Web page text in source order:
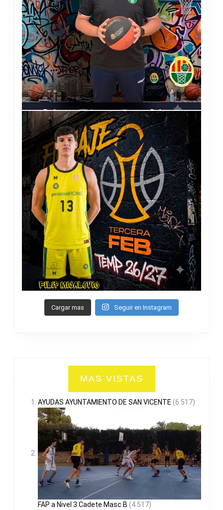
Cargar mas Seguir en Instagram
MAS VISTAS
AYUDAS AYUNTAMIENTO DE SAN VICENTE (6.517)
FAP a Nivel 3 Cadete Masc B (4.517)